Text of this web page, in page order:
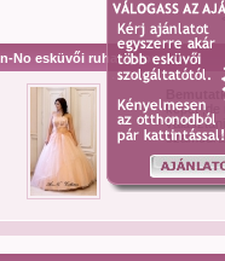
No esküvői ruhaszalon
képet ,de